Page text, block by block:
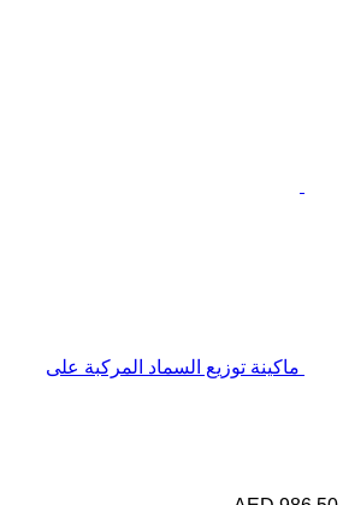
ماكينة توزيع السماد المركبة على